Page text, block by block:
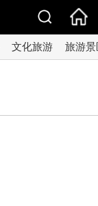
文化旅游 旅游景